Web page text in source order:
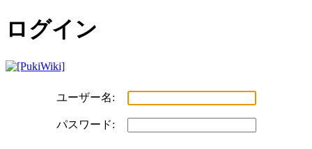
ログイン
ユーザー名:
パスワード: